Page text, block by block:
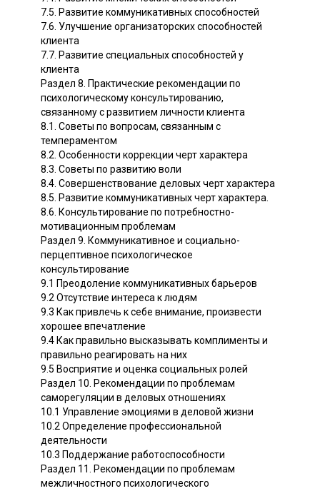
7.5. Развитие коммуникативных способностей
7.6. Улучшение организаторских способностей
клиента
7.7. Развитие специальных способностей у
клиента
Раздел 8. Практические рекомендации по
психологическому консультированию,
связанному с развитием личности клиента
8.1. Советы по вопросам, связанным с
темпераментом
8.2. Особенности коррекции черт характера
8.3. Советы по развитию воли
8.4. Совершенствование деловых черт характера
8.5. Развитие коммуникативных черт характера.
8.6. Консультирование по потребностно-
мотивационным проблемам
Раздел 9. Коммуникативное и социально-
перцептивное психологическое
консультирование
9.1 Преодоление коммуникативных барьеров
9.2 Отсутствие интереса к людям
9.3 Как привлечь к себе внимание, произвести
хорошее впечатление
9.4 Как правильно высказывать комплименты и
правильно реагировать на них
9.5 Восприятие и оценка социальных ролей
Раздел 10. Рекомендации по проблемам
саморегуляции в деловых отношениях
10.1 Управление эмоциями в деловой жизни
10.2 Определение профессиональной
деятельности
10.3 Поддержание работоспособности
Раздел 11. Рекомендации по проблемам
межличностного психологического